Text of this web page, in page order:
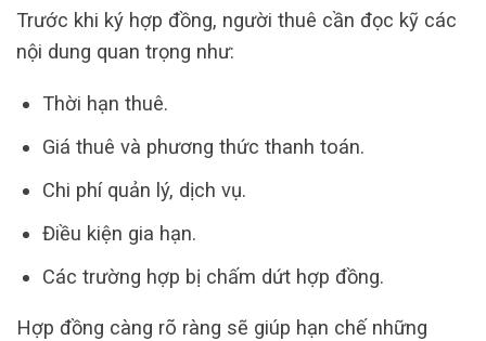
Trước khi ký hợp đồng, người thuê cần đọc kỹ các
nội dung quan trọng như:
Thời hạn thuê.
Giá thuê và phương thức thanh toán.
Chi phí quản lý, dịch vụ.
Điều kiện gia hạn.
Các trường hợp bị chấm dứt hợp đồng.
Hợp đồng càng rõ ràng sẽ giúp hạn chế những